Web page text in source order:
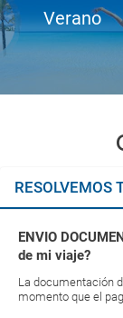
Verano
RESOLVEMOS
ENVIO
de mi viaje?
La documentación
momento que el